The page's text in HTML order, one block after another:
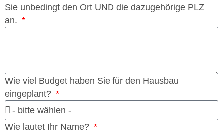
Sie unbedingt den Ort UND die dazugehörige PLZ
an.
Wie viel Budget haben Sie für den Hausbau
eingeplant?
Wie lautet Ihr Name?